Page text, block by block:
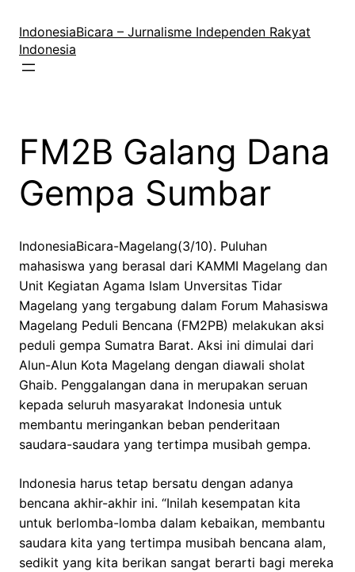
konten
IndonesiaBicara – Jurnalisme Independen Rakyat
Indonesia
FM2B Galang Dana
Gempa Sumbar
IndonesiaBicara-Magelang(3/10). Puluhan
mahasiswa yang berasal dari KAMMI Magelang dan
Unit Kegiatan Agama Islam Unversitas Tidar
Magelang yang tergabung dalam Forum Mahasiswa
Magelang Peduli Bencana (FM2PB) melakukan aksi
peduli gempa Sumatra Barat. Aksi ini dimulai dari
Alun-Alun Kota Magelang dengan diawali sholat
Ghaib. Penggalangan dana in merupakan seruan
kepada seluruh masyarakat Indonesia untuk
membantu meringankan beban penderitaan
saudara-saudara yang tertimpa musibah gempa.
Indonesia harus tetap bersatu dengan adanya
bencana akhir-akhir ini. “Inilah kesempatan kita
untuk berlomba-lomba dalam kebaikan, membantu
saudara kita yang tertimpa musibah bencana alam,
sedikit yang kita berikan sangat berarti bagi mereka